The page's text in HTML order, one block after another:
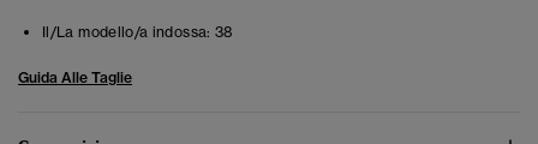
Il/La modello/a indossa: 38
Guida Alle Taglie